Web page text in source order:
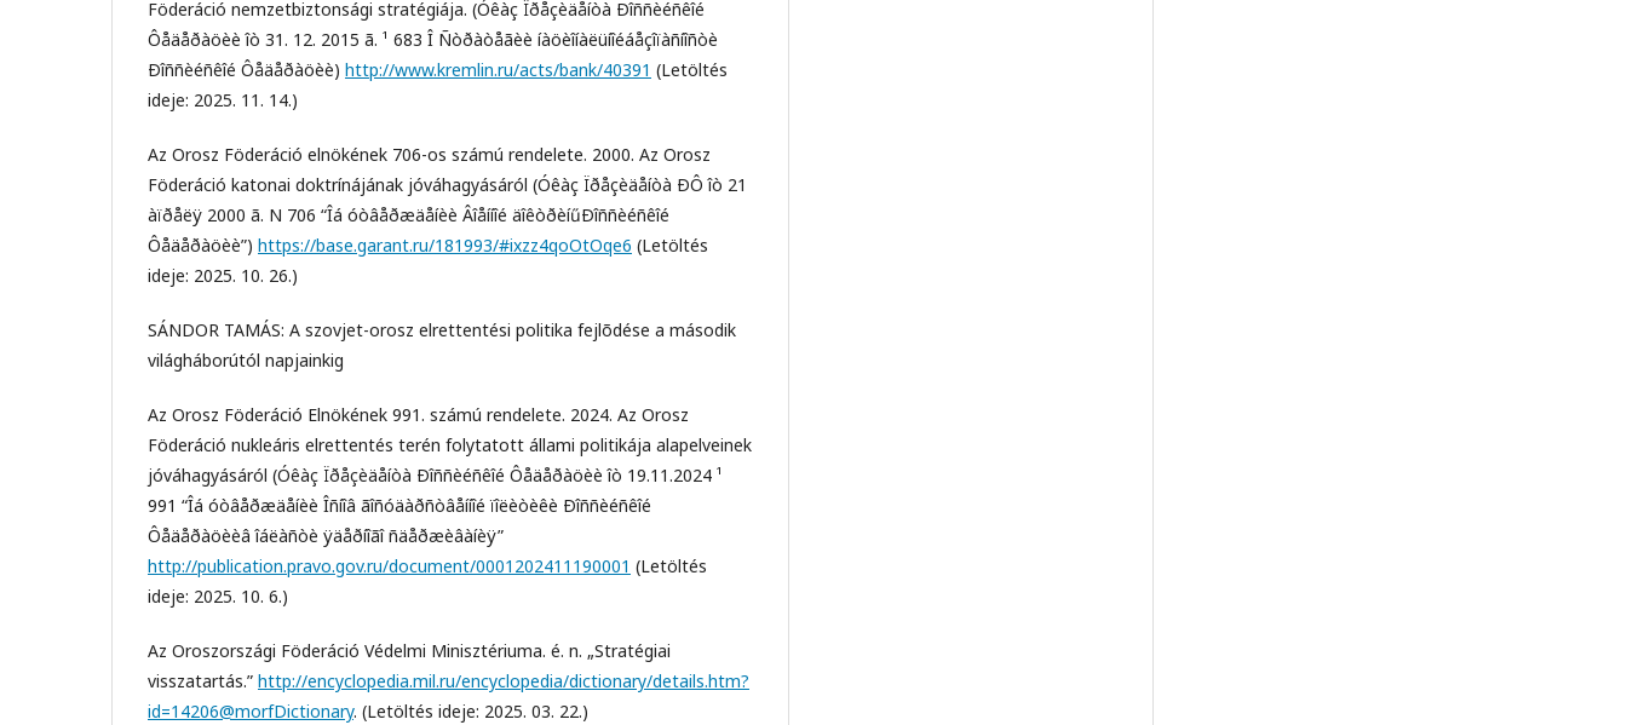
Föderáció nemzetbiztonsági stratégiája. (Óêàç Ïðåçèäåíòà Ðîññèéñêîé
Ôåäåðàöèè îò 31. 12. 2015 ã. ¹ 683 Î Ñòðàòåãèè íàöèîíàëüíîéáåçîïàñíîñòè
Ðîññèéñêîé Ôåäåðàöèè) http://www.kremlin.ru/acts/bank/40391 (Letöltés
ideje: 2025. 11. 14.)
Az Orosz Föderáció elnökének 706-os számú rendelete. 2000. Az Orosz
Föderáció katonai doktrínájának jóváhagyásáról (Óêàç Ïðåçèäåíòà ÐÔ îò 21
àïðåëÿ 2000 ã. N 706 “Îá óòâåðæäåíèè Âîåííîé äîêòðèíűÐîññèéñêîé
Ôåäåðàöèè”) https://base.garant.ru/181993/#ixzz4qoOtOqe6 (Letöltés
ideje: 2025. 10. 26.)
SÁNDOR TAMÁS: A szovjet-orosz elrettentési politika fejlõdése a második
világháborútól napjainkig
Az Orosz Föderáció Elnökének 991. számú rendelete. 2024. Az Orosz
Föderáció nukleáris elrettentés terén folytatott állami politikája alapelveinek
jóváhagyásáról (Óêàç Ïðåçèäåíòà Ðîññèéñêîé Ôåäåðàöèè îò 19.11.2024 ¹
991 “Îá óòâåðæäåíèè Îñíîâ ãîñóäàðñòâåííîé ïîëèòèêè Ðîññèéñêîé
Ôåäåðàöèèâ îáëàñòè ÿäåðíîãî ñäåðæèâàíèÿ”
http://publication.pravo.gov.ru/document/0001202411190001 (Letöltés
ideje: 2025. 10. 6.)
Az Oroszországi Föderáció Védelmi Minisztériuma. é. n. „Stratégiai
visszatartás.” http://encyclopedia.mil.ru/encyclopedia/dictionary/details.htm?
id=14206@morfDictionary. (Letöltés ideje: 2025. 03. 22.)